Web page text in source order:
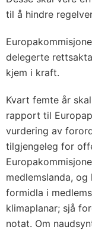
til å hindre
delegerte
kjem i kraft.
Kvart femte år
rapport til
vurdering av
tilgjengeleg for
medlemslanda,
formidla i
klimaplanar; sjå
notat. Om